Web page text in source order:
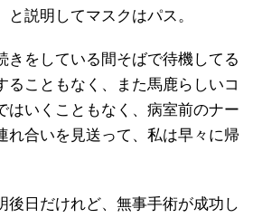
説明してマスクはパス。
きをしている間そばで待機してる
ることもなく、また馬鹿らしいコ
はいくこともなく、病室前のナー
れ合いを見送って、私は早々に帰
後日だけれど、無事手術が成功し